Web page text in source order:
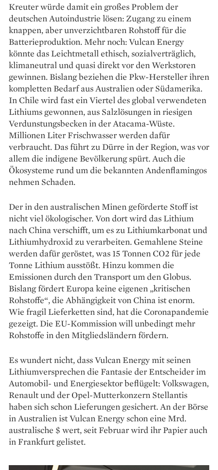
Kreuter würde damit ein großes Problem der
deutschen Autoindustrie lösen: Zugang zu einem
knappen, aber unverzichtbaren Rohstoff für die
Batterieproduktion. Mehr noch: Vulcan Energy
könnte das Leichtmetall ethisch, sozialverträglich,
klimaneutral und quasi direkt vor den Werkstoren
gewinnen. Bislang beziehen die Pkw-Hersteller ­ihren
kompletten Bedarf aus Australien oder Süd­amerika.
In Chile wird fast ein Viertel des global verwendeten
Lithiums gewonnen, aus Salzlösungen in riesigen
Verdunstungsbecken in der Atacama-Wüste.
Millionen Liter Frischwasser werden dafür
verbraucht. Das führt zu Dürre in der Region, was vor
allem die indigene Bevöl­kerung spürt. Auch die
Ökosysteme rund um die bekannten Anden­flamingos
nehmen Schaden.
Der in den australischen Minen ­geförder­te Stoff ist
nicht viel ökologischer. Von dort wird das Lithium
nach China verschifft, um es zu Lithiumkarbonat und
Lithiumhydroxid zu verarbeiten. Gemahlene Steine
werden dafür geröstet, was 15 Tonnen CO2 für jede
Tonne Lithium ausstößt. Hinzu kommen die
Emissionen durch den Transport um den Globus.
Bislang fördert Europa keine eigenen „kritischen
Rohstoffe“, die Abhängigkeit von China ist enorm.
Wie fragil Lieferketten sind, hat die Coronapandemie
gezeigt. Die EU-Kommission will unbedingt mehr
Rohstoffe in den Mitgliedsländern fördern.
Es wundert nicht, dass Vulcan Energy mit seinen
Lithiumversprechen die Fantasie der Entscheider im
Automobil- und Energiesektor beflügelt: Volkswagen,
Renault und der Opel-Mutterkonzern Stellantis
haben sich schon Lieferungen gesichert. An der Börse
in Australien ist Vulcan Energy schon eine Mrd.
australische $ wert, seit Februar wird ihr Papier auch
in Frankfurt gelistet.